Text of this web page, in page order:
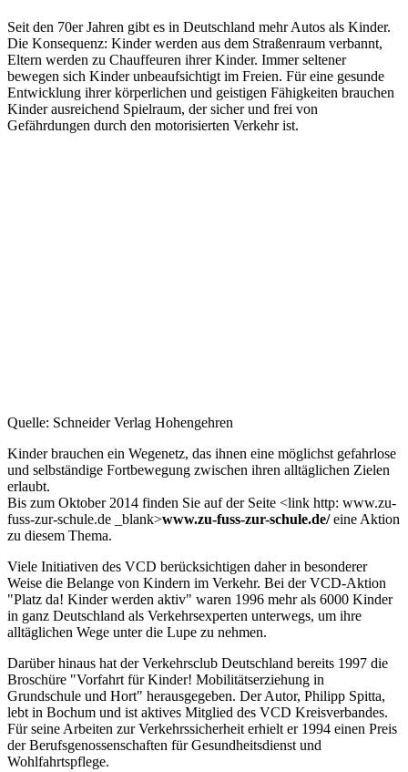
Seit den 70er Jahren gibt es in Deutschland mehr Autos als Kinder.
Die Konsequenz: Kinder werden aus dem Straßenraum verbannt,
Eltern werden zu Chauffeuren ihrer Kinder. Immer seltener
bewegen sich Kinder unbeaufsichtigt im Freien. Für eine gesunde
Entwicklung ihrer körperlichen und geistigen Fähigkeiten brauchen
Kinder ausreichend Spielraum, der sicher und frei von
Gefährdungen durch den motorisierten Verkehr ist.
Quelle: Schneider Verlag Hohengehren
Kinder brauchen ein Wegenetz, das ihnen eine möglichst gefahrlose
und selbständige Fortbewegung zwischen ihren alltäglichen Zielen
erlaubt.
Bis zum Oktober 2014 finden Sie auf der Seite <link http: www.zu-
fuss-zur-schule.de _blank>www.zu-fuss-zur-schule.de/eine Aktion
zu diesem Thema.
Viele Initiativen des VCD berücksichtigen daher in besonderer
Weise die Belange von Kindern im Verkehr. Bei der VCD-Aktion
"Platz da! Kinder werden aktiv" waren 1996 mehr als 6000 Kinder
in ganz Deutschland als Verkehrsexperten unterwegs, um ihre
alltäglichen Wege unter die Lupe zu nehmen.
Darüber hinaus hat der Verkehrsclub Deutschland bereits 1997 die
Broschüre "Vorfahrt für Kinder! Mobilitätserziehung in
Grundschule und Hort" herausgegeben. Der Autor, Philipp Spitta,
lebt in Bochum und ist aktives Mitglied des VCD Kreisverbandes.
Für seine Arbeiten zur Verkehrssicherheit erhielt er 1994 einen Preis
der Berufsgenossenschaften für Gesundheitsdienst und
Wohlfahrtspflege.